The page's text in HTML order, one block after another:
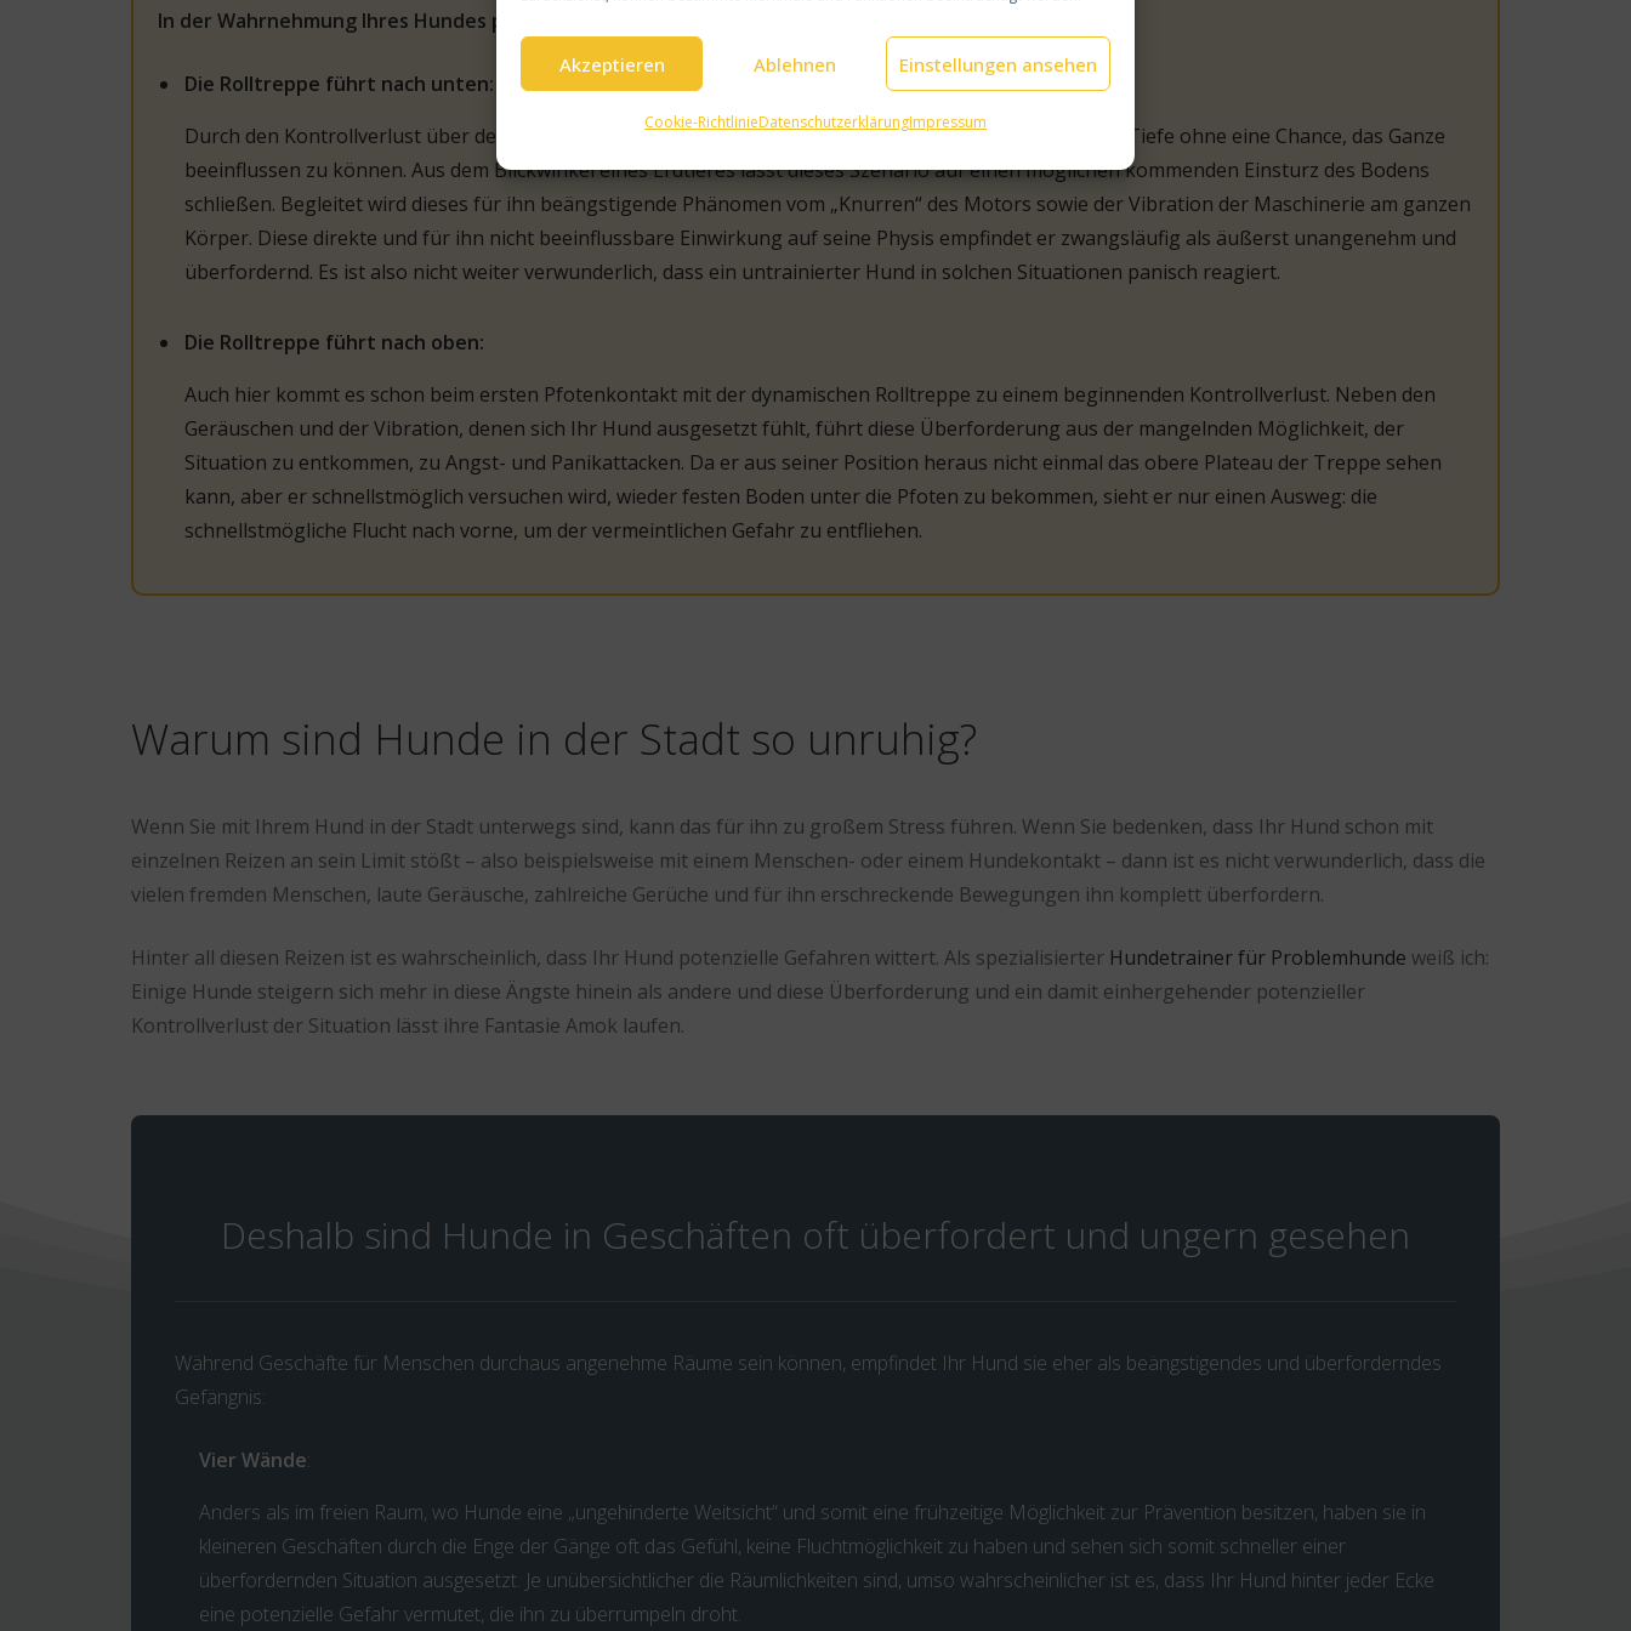
Akzeptieren Ablehnen Einstellungen ansehen
Cookie-RichtlinieDatenschutzerklärungImpressum
In der Wahrnehmung Ihres Hundes passiert folgendes:
Die Rolltreppe führt nach unten:
Durch den Kontrollverlust über den sich bewegenden Boden stürzt er vermeintlich unkontrolliert in die Tiefe ohne eine Chance, das Ganze
beeinflussen zu können. Aus dem Blickwinkel eines Erdtieres lässt dieses Szenario auf einen möglichen kommenden Einsturz des Bodens
schließen. Begleitet wird dieses für ihn beängstigende Phänomen vom „Knurren“ des Motors sowie der Vibration der Maschinerie am ganzen
Körper. Diese direkte und für ihn nicht beeinflussbare Einwirkung auf seine Physis empfindet er zwangsläufig als äußerst unangenehm und
überfordernd. Es ist also nicht weiter verwunderlich, dass ein untrainierter Hund in solchen Situationen panisch reagiert.
Die Rolltreppe führt nach oben:
Auch hier kommt es schon beim ersten Pfotenkontakt mit der dynamischen Rolltreppe zu einem beginnenden Kontrollverlust. Neben den
Geräuschen und der Vibration, denen sich Ihr Hund ausgesetzt fühlt, führt diese Überforderung aus der mangelnden Möglichkeit, der
Situation zu entkommen, zu Angst- und Panikattacken. Da er aus seiner Position heraus nicht einmal das obere Plateau der Treppe sehen
kann, aber er schnellstmöglich versuchen wird, wieder festen Boden unter die Pfoten zu bekommen, sieht er nur einen Ausweg: die
schnellstmögliche Flucht nach vorne, um der vermeintlichen Gefahr zu entfliehen.
Warum sind Hunde in der Stadt so unruhig?
Wenn Sie mit Ihrem Hund in der Stadt unterwegs sind, kann das für ihn zu großem Stress führen. Wenn Sie bedenken, dass Ihr Hund schon mit
einzelnen Reizen an sein Limit stößt – also beispielsweise mit einem Menschen- oder einem Hundekontakt – dann ist es nicht verwunderlich, dass die
vielen fremden Menschen, laute Geräusche, zahlreiche Gerüche und für ihn erschreckende Bewegungen ihn komplett überfordern.
Hinter all diesen Reizen ist es wahrscheinlich, dass Ihr Hund potenzielle Gefahren wittert. Als spezialisierter Hundetrainer für Problemhunde weiß ich:
Einige Hunde steigern sich mehr in diese Ängste hinein als andere und diese Überforderung und ein damit einhergehender potenzieller
Kontrollverlust der Situation lässt ihre Fantasie Amok laufen.
Deshalb sind Hunde in Geschäften oft überfordert und ungern gesehen
Während Geschäfte für Menschen durchaus angenehme Räume sein können, empfindet Ihr Hund sie eher als beängstigendes und überforderndes
Gefängnis:
Vier Wände:
Anders als im freien Raum, wo Hunde eine „ungehinderte Weitsicht“ und somit eine frühzeitige Möglichkeit zur Prävention besitzen, haben sie in
kleineren Geschäften durch die Enge der Gänge oft das Gefühl, keine Fluchtmöglichkeit zu haben und sehen sich somit schneller einer
überfordernden Situation ausgesetzt. Je unübersichtlicher die Räumlichkeiten sind, umso wahrscheinlicher ist es, dass Ihr Hund hinter jeder Ecke
eine potenzielle Gefahr vermutet, die ihn zu überrumpeln droht.